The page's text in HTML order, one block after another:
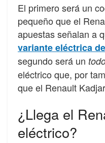
El primero será un
pequeño que el
apuestas señalan a
variante eléctrica
segundo será un
eléctrico que, por
que el Renault
¿Llega el
eléctrico?